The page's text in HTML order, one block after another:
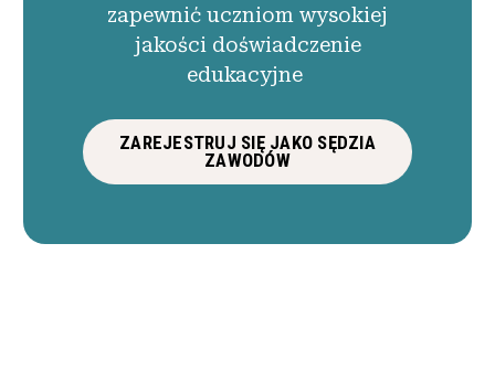
zapewnić uczniom wysokiej
jakości doświadczenie
edukacyjne
ZAREJESTRUJ SIĘ JAKO SĘDZIA
ZAWODÓW